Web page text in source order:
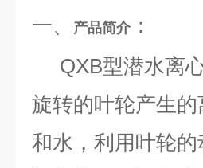
一、 产品简介：
QXB型潜水离
旋转的叶轮产生
和水，利用叶轮